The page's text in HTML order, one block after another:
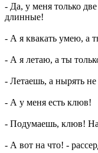
- Да, у меня только
длинные!
- А я квакать умею, а
- А я летаю, а ты
- Летаешь, а нырять
- А у меня есть клюв!
- Подумаешь, клюв!
- А вот на что! -